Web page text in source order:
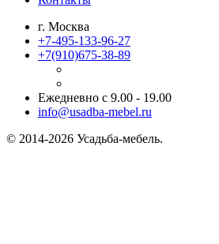
г. Москва
+7-495-133-96-27
+7(910)675-38-89
Ежедневно с 9.00 - 19.00
info@usadba-mebel.ru
© 2014-2026 Усадьба-мебель.